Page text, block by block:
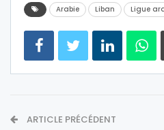
Arabie Liban Ligue
ARTICLE PRÉCÉDENT